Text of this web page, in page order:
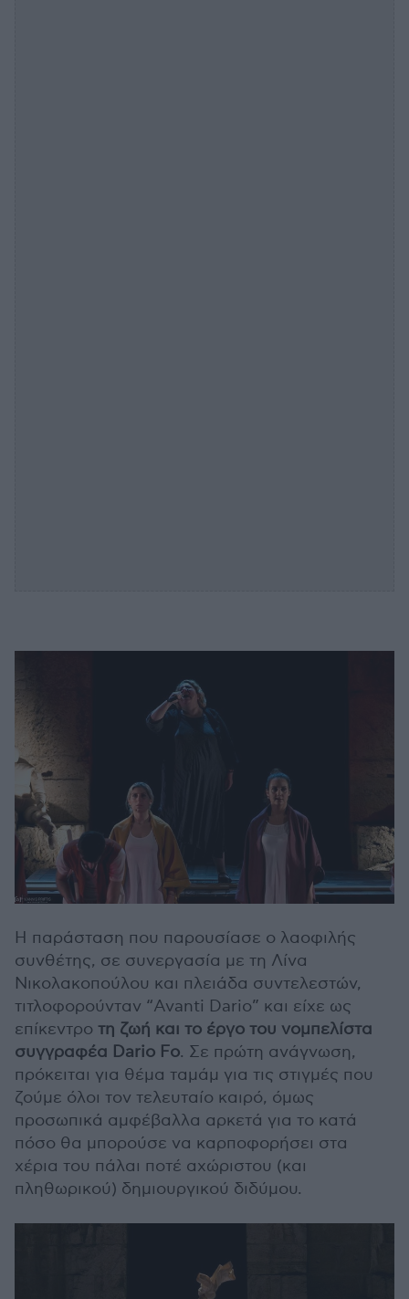
Η παράσταση που παρουσίασε ο λαοφιλής
συνθέτης, σε συνεργασία με τη Λίνα
Νικολακοπούλου και πλειάδα συντελεστών,
τιτλοφορούνταν “Avanti Dario” και είχε ως
επίκεντρο τη ζωή και το έργο του νομπελίστα
συγγραφέα Dario Fo. Σε πρώτη ανάγνωση,
πρόκειται για θέμα ταμάμ για τις στιγμές που
ζούμε όλοι τον τελευταίο καιρό, όμως
προσωπικά αμφέβαλλα αρκετά για το κατά
πόσο θα μπορούσε να καρποφορήσει στα
χέρια του πάλαι ποτέ αχώριστου (και
πληθωρικού) δημιουργικού διδύμου.